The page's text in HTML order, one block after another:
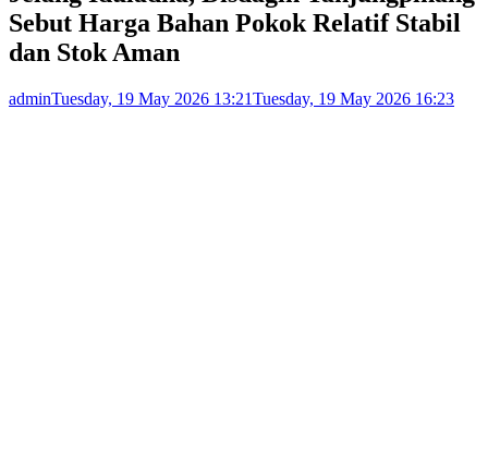
Sebut Harga Bahan Pokok Relatif Stabil
dan Stok Aman
adminTuesday, 19 May 2026 13:21Tuesday, 19 May 2026 16:23